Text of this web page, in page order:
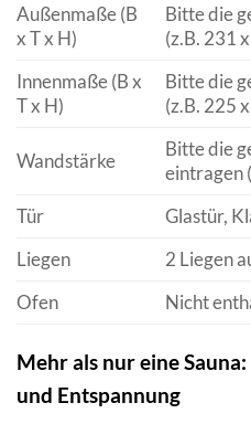
Außenmaße (B
x T x H)
Bitte die
(z.B. 231
Innenmaße (B x
T x H)
Bitte die
(z.B. 225
Wandstärke
Bitte die
eintragen
Tür
Glastür,
Liegen
2 Liegen
Ofen
Nicht
Mehr als nur eine
und Entspannung